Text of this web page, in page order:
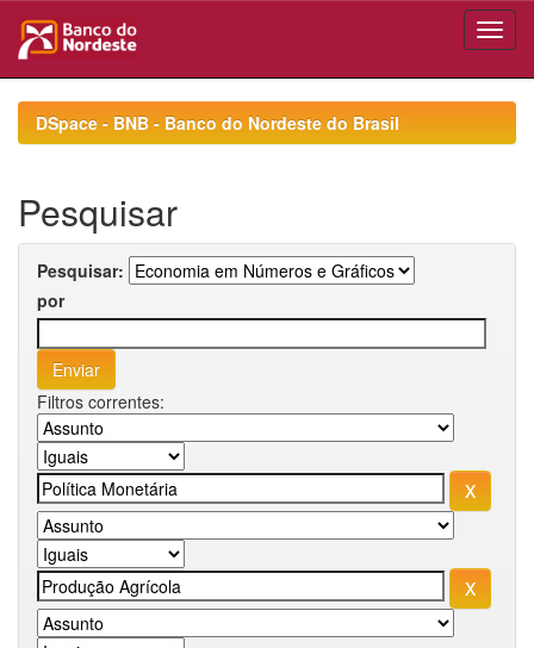
navigationDSpace - BNB - Banco do Nordeste do Brasil
Pesquisar
Pesquisar:
por
Filtros correntes: